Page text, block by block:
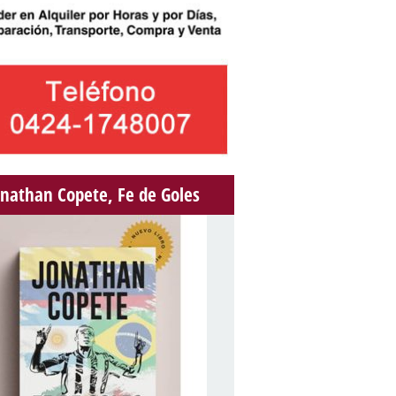
Copete, Fe de Goles